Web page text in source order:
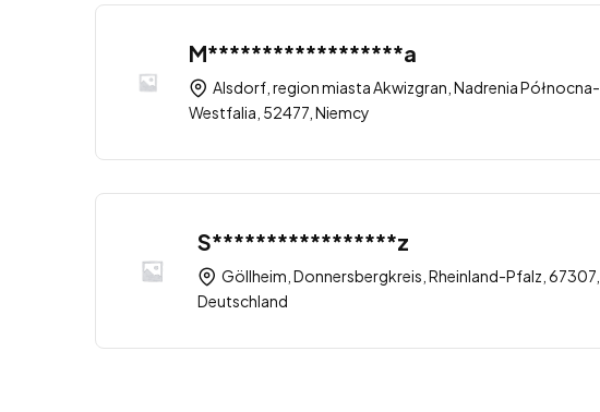
M******************a
Alsdorf, region miasta Akwizgran, Nadrenia Północna-
Westfalia, 52477, Niemcy
S*****************z
Göllheim, Donnersbergkreis, Rheinland-Pfalz, 67307,
Deutschland